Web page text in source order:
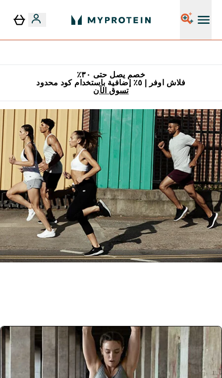
خصم يصل حتى ٣٠٪
فلاش اوفر | ٥٪ إضافية باستخدام كود محدود
تسوق الآن